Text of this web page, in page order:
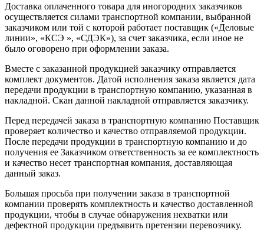
Доставка оплаченного товара для иногородних заказчиков
осуществляется силами транспортной компании, выбранной
заказчиком или той с которой работает поставщик («Деловые
линии», «КСЭ », «СДЭК»), за счет заказчика, если иное не
было оговорено при оформлении заказа.
Вместе с заказанной продукцией заказчику отправляется
комплект документов. Датой исполнения заказа является дата
передачи продукции в транспортную компанию, указанная в
накладной. Скан данной накладной отправляется заказчику.
Перед передачей заказа в транспортную компанию Поставщик
проверяет количество и качество отправляемой продукции.
После передачи продукции в транспортную компанию и до
получения ее Заказчиком ответственность за ее комплектность
и качество несет транспортная компания, доставляющая
данный заказ.
Большая просьба при получении заказа в транспортной
компании проверять комплектность и качество доставленной
продукции, чтобы в случае обнаружения нехватки или
дефектной продукции предъявить претензии перевозчику.